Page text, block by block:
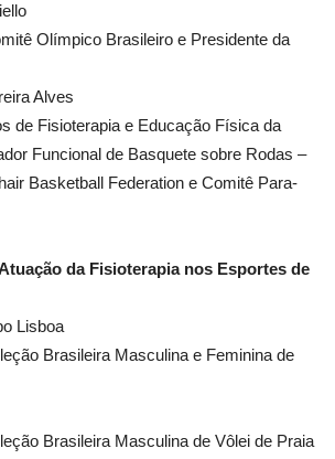
Olímpico Brasileiro e Presidente da
Alves
de Fisioterapia e Educação Física da
Funcional de Basquete sobre Rodas –
Basketball Federation e Comitê Para-
da Fisioterapia nos Esportes de
Lisboa
Brasileira Masculina e Feminina de
Brasileira Masculina de Vôlei de Praia